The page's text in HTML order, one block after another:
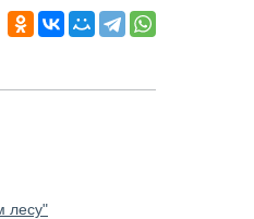
лесу"